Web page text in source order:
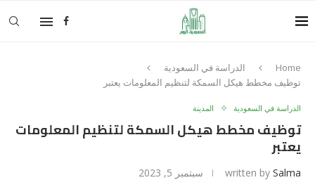
Home
الدراسة في السعودية
توظيف مخطط هيكل السمكة لتنظيم المعلومات يعتبر
الدراسة في السعودية المدينة
توظيف مخطط هيكل السمكة لتنظيم المعلومات
يعتبر
written by Salma سبتمبر 5, 2023